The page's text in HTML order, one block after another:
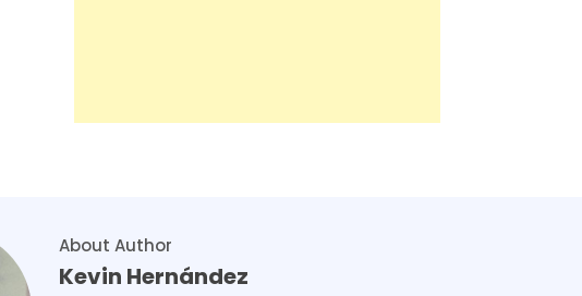
About Author
Kevin Hernández